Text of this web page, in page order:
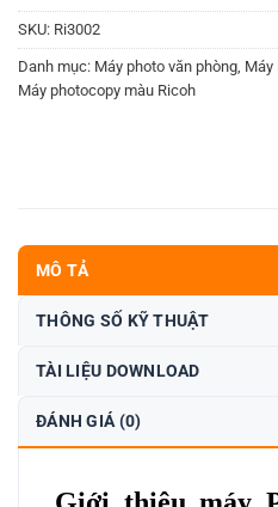
SKU: Ri3002
Danh mục: Máy photo văn phòng Máy
Máy photocopy màu Ricoh
MÔ TẢ
THÔNG SỐ KỸ THUẬT
TÀI LIỆU DOWNLOAD
ĐÁNH GIÁ (0)